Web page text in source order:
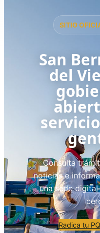
SITIO
San
del
Consulta
noticias e
una sede
Radica tu